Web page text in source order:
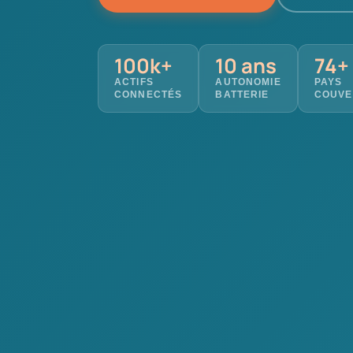
100k+
ACTIFS
CONNECTÉS
10 ans
AUTONOMIE
BATTERIE
74+
PAYS